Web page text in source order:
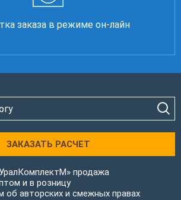
заказа в режиме он-лайн
ЗАКАЗАТЬ РАСЧЕТ
продажа
и в розницу
авторских и смежных правах